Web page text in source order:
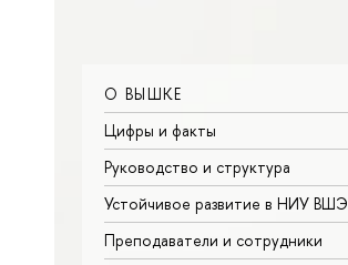
О ВЫШКЕ
Цифры и факты
Руководство и структура
Устойчивое развитие в НИУ ВШЭ
Преподаватели и сотрудники